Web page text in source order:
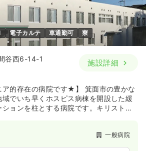
一般＋療養
一時募集休止
ださい
る 詳細を見る
電子カルテ 車通勤可 寮
谷西6-14-1
施設詳細
ア的存在の病院です★】 箕面市の豊かな
でいち早くホスピス病棟を開設した緩
ョンを柱とする病院です。キリスト教
して一人ひとりの患者様の心に寄り添っ
したい方に最適な環境です。
一般病院